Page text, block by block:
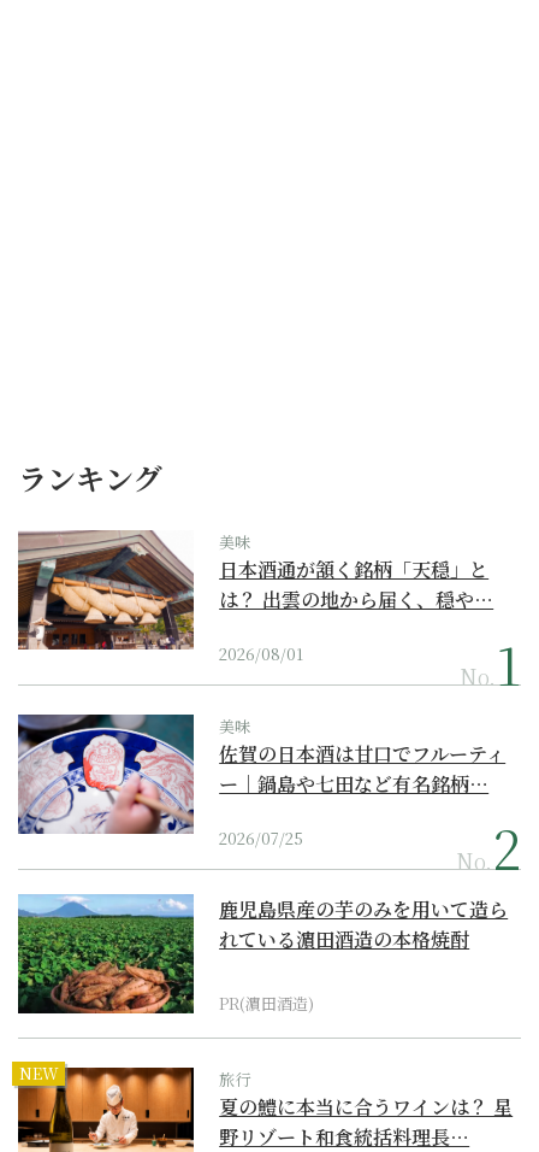
ランキング
美味
日本酒通が頷く銘柄「天穏」と
は？ 出雲の地から届く、穏や…
2026/08/01
No.
美味
佐賀の日本酒は甘口でフルーティ
ー｜鍋島や七田など有名銘柄…
2026/07/25
No.
鹿児島県産の芋のみを用いて造ら
れている濵田酒造の本格焼酎
PR(濵田酒造)
NEW 旅行
夏の鱧に本当に合うワインは？ 星
野リゾート和食統括料理長…